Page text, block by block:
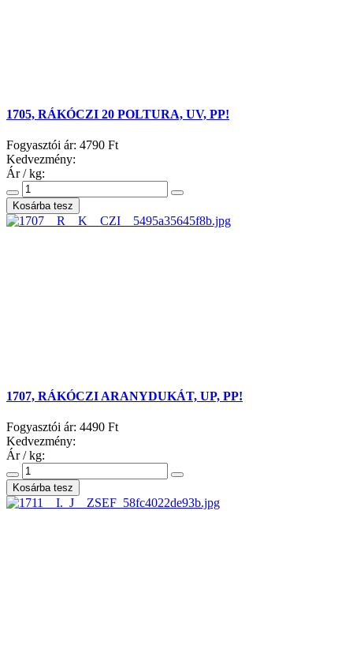
1705, RÁKÓCZI 20 POLTURA, UV, PP!
Fogyasztói ár: 4790 Ft
Kedvezmény:
Ár / kg:
1707, RÁKÓCZI ARANYDUKÁT, UP, PP!
Fogyasztói ár: 4490 Ft
Kedvezmény:
Ár / kg: